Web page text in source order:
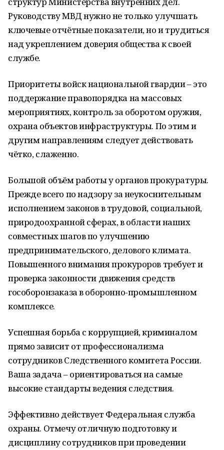
Руководству МВД нужно не только улучшать
ключевые отчётные показатели, но и трудиться
над укреплением доверия общества к своей
службе.
Приоритеты войск национальной гвардии – это
поддержание правопорядка на массовых
мероприятиях, контроль за оборотом оружия,
охрана объектов инфраструктуры. По этим и
другим направлениям следует действовать
чётко, слаженно.
Большой объём работы у органов прокуратуры.
Прежде всего по надзору за неукоснительным
исполнением законов в трудовой, социальной,
природоохранной сферах, в области наших
совместных шагов по улучшению
предпринимательского, делового климата.
Повышенного внимания прокуроров требует и
проверка законности движения средств
гособоронзаказа в оборонно-промышленном
комплексе.
Успешная борьба с коррупцией, криминалом
прямо зависит от профессионализма
сотрудников Следственного комитета России.
Ваша задача – ориентироваться на самые
высокие стандарты ведения следствия.
Эффективно действует Федеральная служба
охраны. Отмечу отличную подготовку и
дисциплину сотрудников при проведении